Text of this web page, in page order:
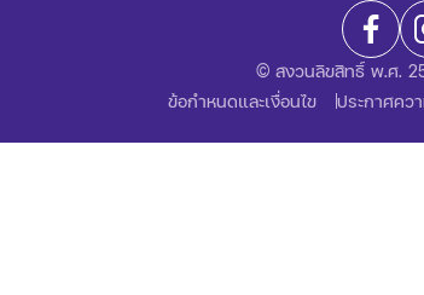
© สงวนลิขสิทธิ์ พ.ศ.
ข้อกำหนดและเงื่อนไข
ประกาศคว